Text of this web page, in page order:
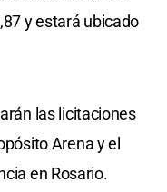
y estará ubicado
las licitaciones
Arena y el
en Rosario.